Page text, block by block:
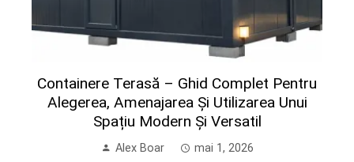
Containere Terasă – Ghid Complet Pentru
Alegerea, Amenajarea Și Utilizarea Unui
Spațiu Modern Și Versatil
Alex Boar mai 1, 2026